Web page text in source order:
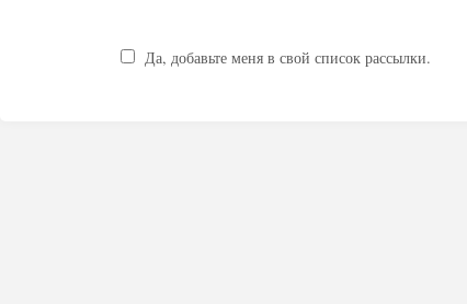
Да, добавьте меня в свой список рассылки.